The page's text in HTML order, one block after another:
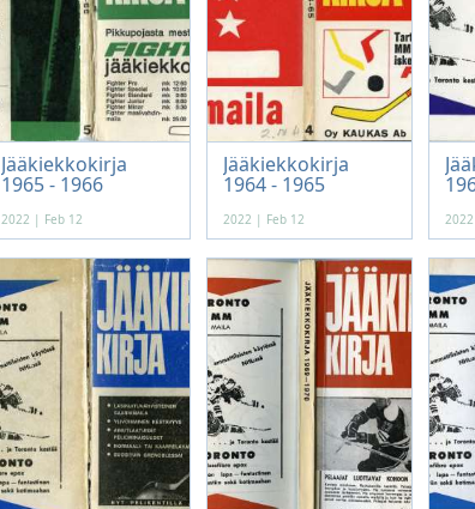
Jääkiekkokirja
1965 - 1966
2022 | Feb 12
Jääkiekkokirja
1964 - 1965
2022 | Feb 12